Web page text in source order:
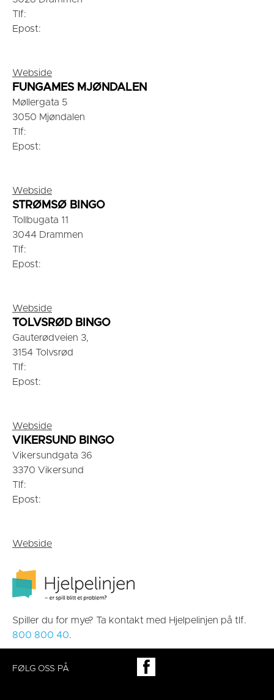
Tlf:
Epost:
Webside
FUNGAMES MJØNDALEN
Møllergata 5
3050 Mjøndalen
Tlf:
Epost:
Webside
STRØMSØ BINGO
Tollbugata 11
3044 Drammen
Tlf:
Epost:
Webside
TOLVSRØD BINGO
Gauterødveien 3,
3154 Tolvsrød
Tlf:
Epost:
Webside
VIKERSUND BINGO
Vikersundgata 36
3370 Vikersund
Tlf:
Epost:
Webside
Spiller du for mye? Ta kontakt med Hjelpelinjen på tlf.
800 800 40.
FØLG OSS PÅ